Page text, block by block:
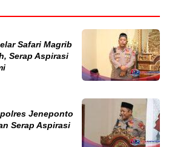
Safari Magrib
Serap Aspirasi
Jeneponto
Serap Aspirasi